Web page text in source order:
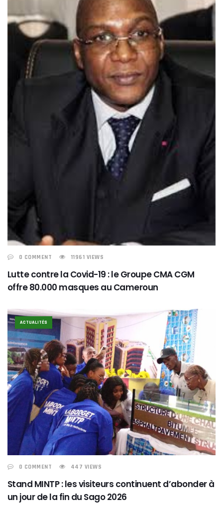
0 COMMENT 11961 VIEWS
Lutte contre la Covid-19 : le Groupe CMA CGM
offre 80.000 masques au Cameroun
ACTUALITÉS
0 COMMENT 447 VIEWS
Stand MINTP : les visiteurs continuent d’abonder à
un jour de la fin du Sago 2026